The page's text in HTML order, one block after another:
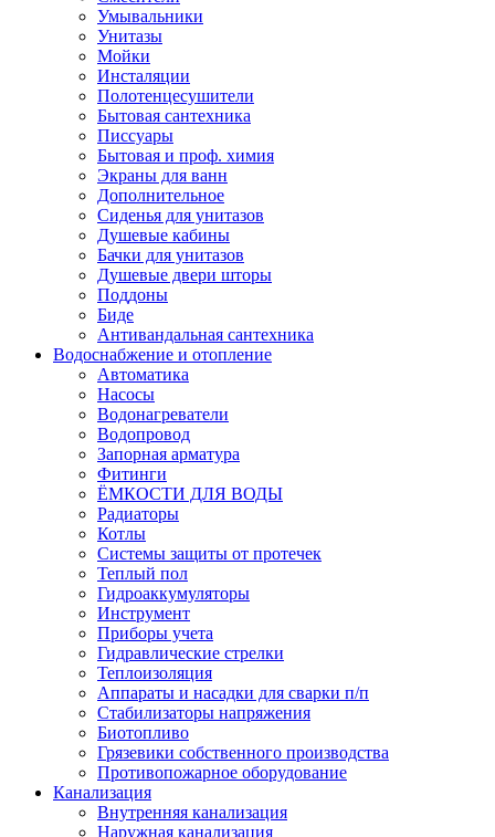
Умывальники
Унитазы
Мойки
Инсталяции
Полотенцесушители
Бытовая сантехника
Писсуары
Бытовая и проф. химия
Экраны для ванн
Дополнительное
Сиденья для унитазов
Душевые кабины
Бачки для унитазов
Душевые двери шторы
Поддоны
Биде
Антивандальная сантехника
Водоснабжение и отопление
Автоматика
Насосы
Водонагреватели
Водопровод
Запорная арматура
Фитинги
ЁМКОСТИ ДЛЯ ВОДЫ
Радиаторы
Котлы
Системы защиты от протечек
Теплый пол
Гидроаккумуляторы
Инструмент
Приборы учета
Гидравлические стрелки
Теплоизоляция
Аппараты и насадки для сварки п/п
Стабилизаторы напряжения
Биотопливо
Грязевики собственного производства
Противопожарное оборудование
Канализация
Внутренняя канализация
Наружная канализация